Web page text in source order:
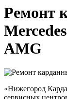
Ремонт
AMG
«Нижегород
сервисных